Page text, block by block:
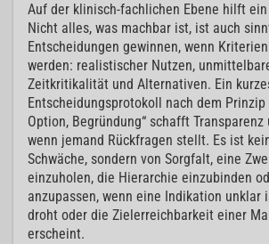
Auf der klinisch-fachlichen Ebene hilft
Nicht alles, was machbar ist, ist auch
Entscheidungen gewinnen, wenn
werden: realistischer Nutzen,
Zeitkritikalität und Alternativen. Ein
Entscheidungsprotokoll nach dem Prinzip
Option, Begründung“ schafft
wenn jemand Rückfragen stellt. Es ist
Schwäche, sondern von Sorgfalt, eine
einzuholen, die Hierarchie einzubinden
anzupassen, wenn eine Indikation unklar
droht oder die Zielerreichbarkeit einer
erscheint.